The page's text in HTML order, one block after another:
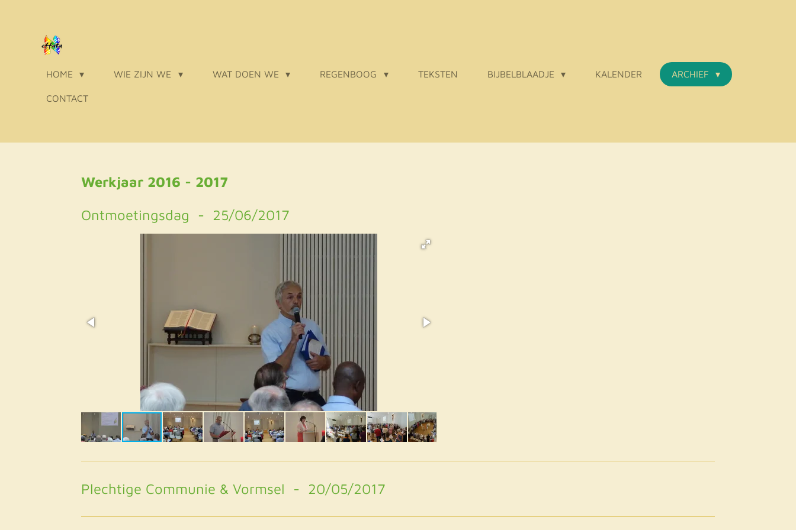
hoofdinhoudHOME WIE ZIJN WE WAT DOEN WE REGENBOOG TEKSTEN BIJBELBLAADJE KALENDER ARCHIEF
CONTACT
Werkjaar 2016 - 2017
Ontmoetingsdag - 25/06/2017
Plechtige Communie & Vormsel - 20/05/2017